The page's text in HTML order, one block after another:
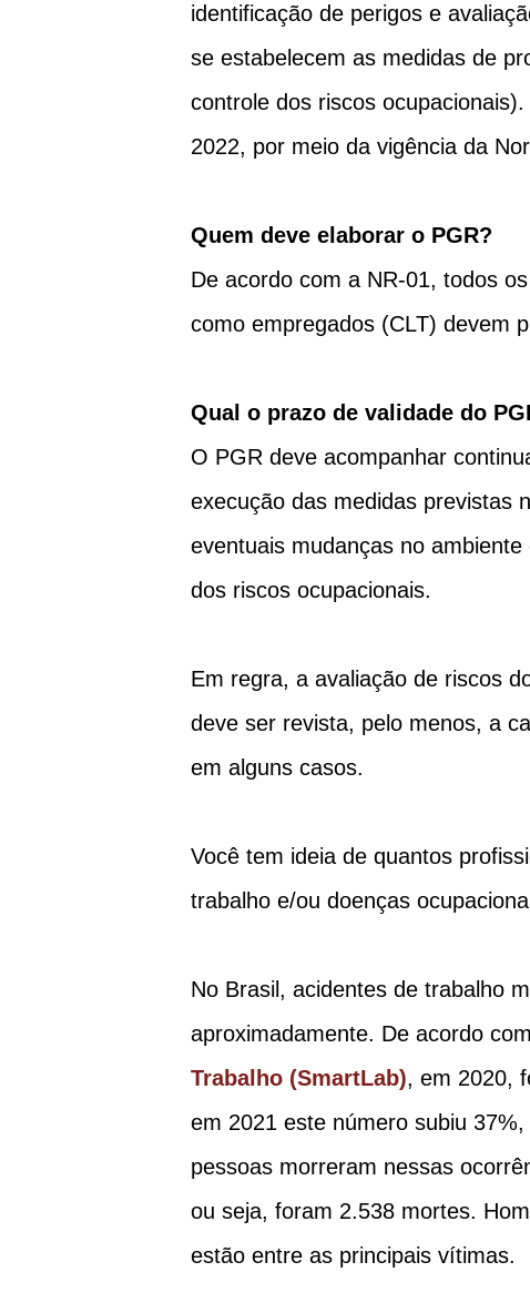
identificação de perigos e
se estabelecem as medidas de
controle dos riscos
2022, por meio da vigência da
Quem deve elaborar o PGR?
De acordo com a NR-01, todos
como empregados (CLT) devem
Qual o prazo de validade do
O PGR deve acompanhar
execução das medidas previstas
eventuais mudanças no
dos riscos ocupacionais.
Em regra, a avaliação de riscos
deve ser revista, pelo menos, a
em alguns casos.
Você tem ideia de quantos
trabalho e/ou doenças
No Brasil, acidentes de trabalho
aproximadamente. De acordo
Trabalho (SmartLab), em 2020,
em 2021 este número subiu
pessoas morreram nessas
ou seja, foram 2.538 mortes.
estão entre as principais vítimas.